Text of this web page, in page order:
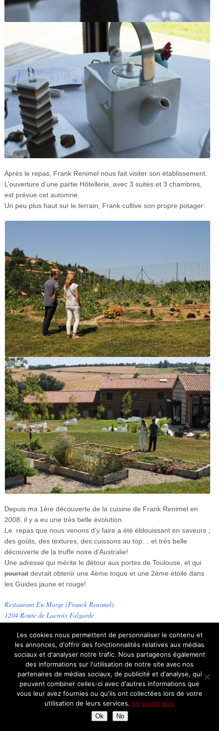
Après le repas, Frank Renimel nous fait visiter son établissement.
L’ouverture d’une partie Hôtellerie, avec 3 suites et 3 chambres,
est prévue cet automne.
Un peu plus haut sur le terrain, Frank cultive son propre potager:
Depuis ma 1ère découverte de la cuisine de Frank Renimel en
2008, il y a eu une très belle évolution.
Le repas que nous venons d’y faire a été éblouissant en saveurs ;
des goûts, des textures, des cuissons au top… et très belle
découverte de la truffe noire d’Australie!
Une adresse qui mérite le détour aux portes de Toulouse, et qui
pourraitdevrait obtenir une 4ème toque et une 2ème étoile dans
les Guides jaune et rouge!
Restaurant En Marge (Franck Renimel)
1204 Route de Lacroix Falgarde
Birol
31320 Aureville
tél : 05 61 53 07 24
Follow
Retrouvez-moi surInstagram
Pin It
Les cookies nous permettent de personnaliser le contenu et
les annonces, d'offrir des fonctionnalités relatives aux médias
sociaux et d'analyser notre trafic. Nous partageons également
des informations sur l'utilisation de notre site avec nos
partenaires de médias sociaux, de publicité et d'analyse, qui
peuvent combiner celles-ci avec d'autres informations que
vous leur avez fournies ou qu'ils ont collectées lors de votre
utilisation de leurs services. En savoir plus
Ok No